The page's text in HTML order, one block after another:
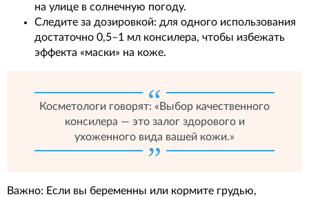
на улице в солнечную погоду.
Следите за дозировкой: для одного использования
достаточно 0,5–1 мл консилера, чтобы избежать
эффекта «маски» на коже.
Косметологи говорят: «Выбор качественного
консилера — это залог здорового и
ухоженного вида вашей кожи.»
Важно: Если вы беременны или кормите грудью,